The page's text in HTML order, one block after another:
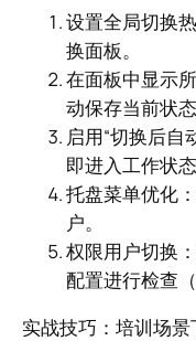
设置全局切换
换面板。
在面板中显示
动保存当前状
启用“切换后自
即进入工作状态
托盘菜单优化
户。
权限用户切换
配置进行检查
实战技巧：培训场